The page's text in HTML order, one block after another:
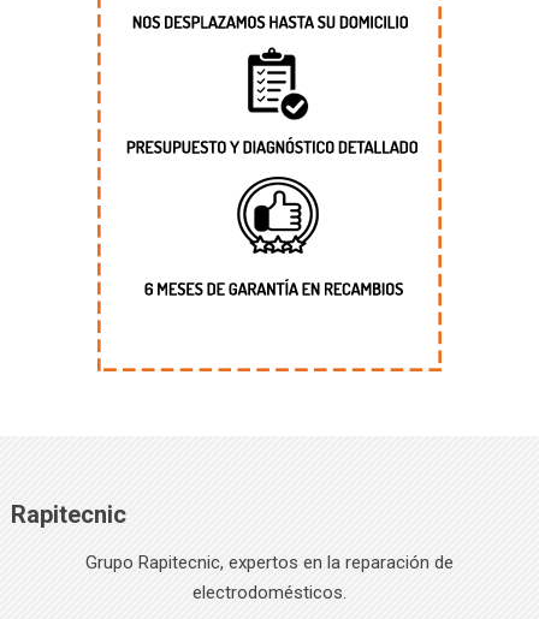
Rapitecnic
Grupo Rapitecnic, expertos en la reparación de
electrodomésticos.